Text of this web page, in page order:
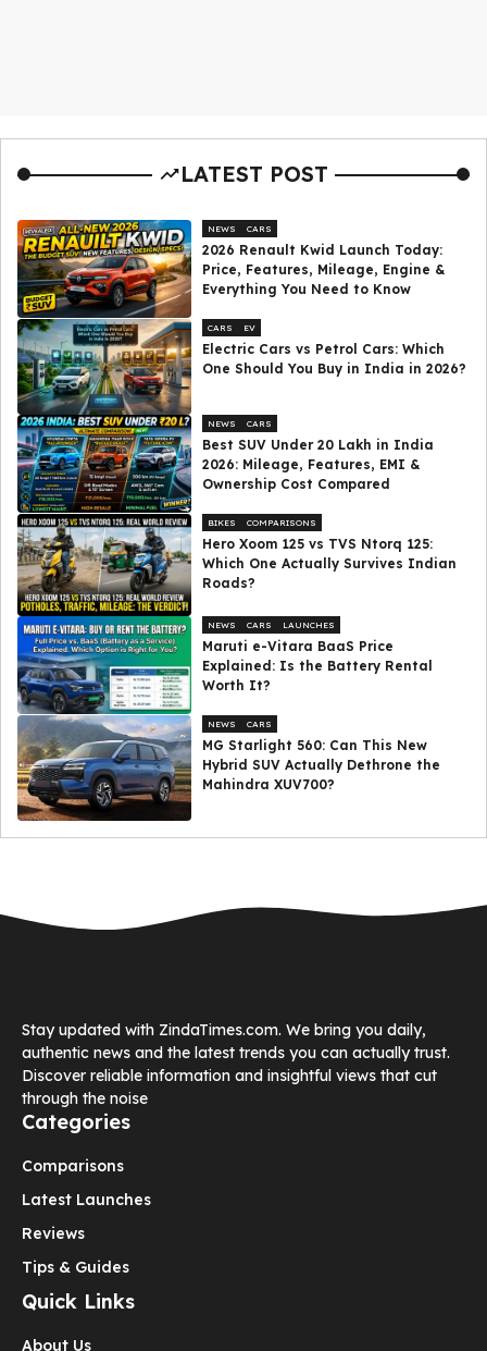
LATEST POST
NEWS CARS
2026 Renault Kwid Launch Today:
Price, Features, Mileage, Engine &
Everything You Need to Know
CARS EV
Electric Cars vs Petrol Cars: Which
One Should You Buy in India in 2026?
NEWS CARS
Best SUV Under ₹20 Lakh in India
2026: Mileage, Features, EMI &
Ownership Cost Compared
BIKES COMPARISONS
Hero Xoom 125 vs TVS Ntorq 125:
Which One Actually Survives Indian
Roads?
NEWS CARS LAUNCHES
Maruti e-Vitara BaaS Price
Explained: Is the Battery Rental
Worth It?
NEWS CARS
MG Starlight 560: Can This New
Hybrid SUV Actually Dethrone the
Mahindra XUV700?
Stay updated with ZindaTimes.com. We bring you daily,
authentic news and the latest trends you can actually trust.
Discover reliable information and insightful views that cut
through the noise
Categories
Comparisons
Latest Launches
Reviews
Tips & Guides
Quick Links
About Us